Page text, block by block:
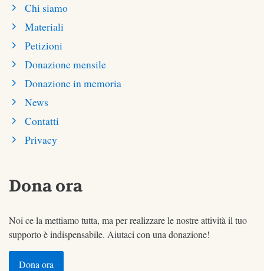
Chi siamo
Materiali
Petizioni
Donazione mensile
Donazione in memoria
News
Contatti
Privacy
Dona ora
Noi ce la mettiamo tutta, ma per realizzare le nostre attività il tuo
supporto è indispensabile. Aiutaci con una donazione!
Dona ora